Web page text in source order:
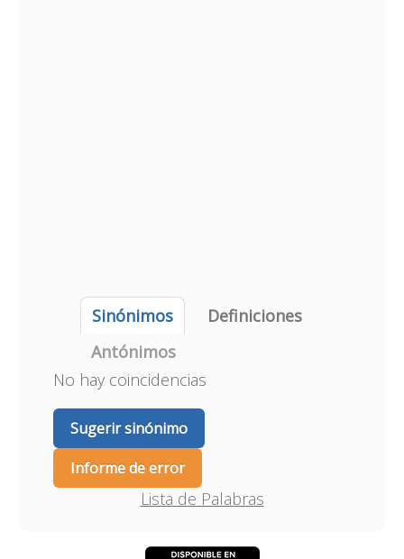
Sinónimos
Definiciones
Antónimos
No hay coincidencias
Sugerir sinónimo
Informe de error
Lista de Palabras